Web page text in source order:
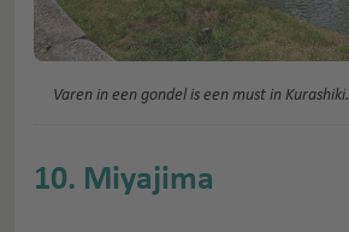
Varen in een gondel is een must in Kurashiki.
10. Miyajima